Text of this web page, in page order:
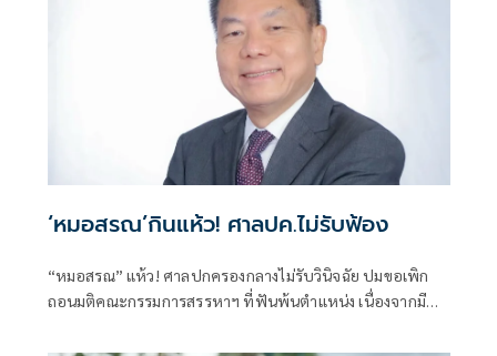
‘หมอสรณ’กินแห้ว! ศาลปค.ไม่รับฟ้อง
“หมอสรณ” แห้ว! ศาลปกครองกลางไม่รับวินิจฉัย ปมขอเพิก
ถอนมติคณะกรรมการสรรหาฯ ที่ฟันพ้นตำแหน่ง เนื่องจากมี